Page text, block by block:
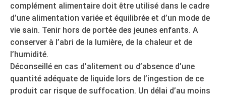
complément alimentaire doit être utilisé dans le cadre
d’une alimentation variée et équilibrée et d’un mode de
vie sain. Tenir hors de portée des jeunes enfants. A
conserver à l’abri de la lumière, de la chaleur et de
l’humidité.
Déconseillé en cas d’alitement ou d’absence d’une
quantité adéquate de liquide lors de l’ingestion de ce
produit car risque de suffocation. Un délai d’au moins